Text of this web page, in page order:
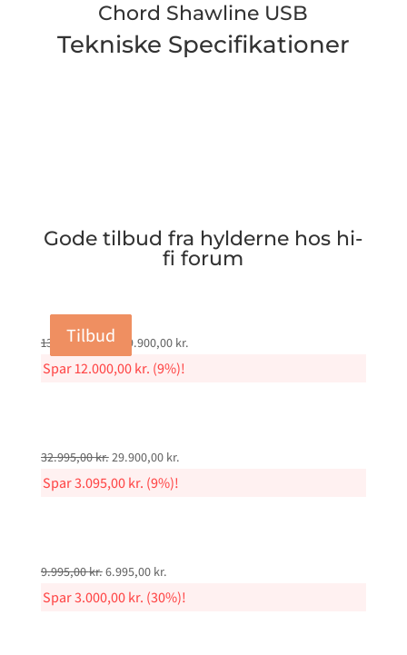
Chord Shawline USB
Tekniske Specifikationer
Gode tilbud fra hylderne hos hi-
fi forum
Tilbud
131.900,00kr.
Original
price
was:
119.900,00 kr.
Spar12.000,00kr. (9%)!
Tilbud
32.995,00kr.Original
price
29.900,00 kr.
Spar3.095,00kr. (9%)!
Tilbud
9.995,00kr.Original
price
was:
6.995,00 kr.
price
is:
Spar3.000,00kr. (30%)!
Tilbud